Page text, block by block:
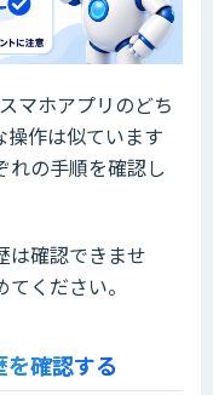
マホアプリのどち
操作は似ています
れの手順を確認し
は確認できませ
ください。
確認する